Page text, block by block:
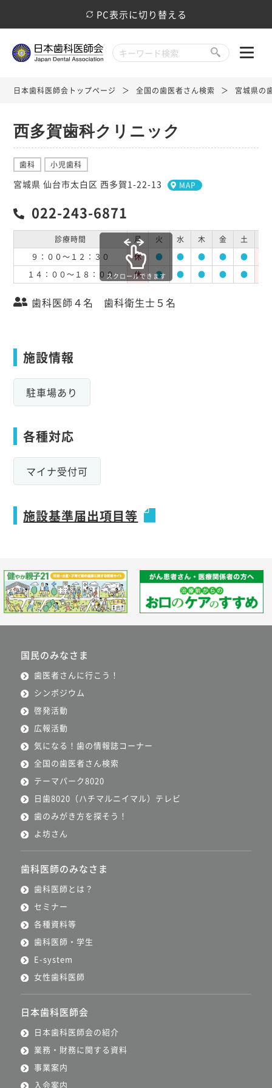
PC表示に切り替える
日本歯科医師会トップページ 全国の歯医者さん検索 宮城県の
西多賀歯科クリニック
歯科 小児歯科
宮城県 仙台市太白区 西多賀1-22-13 MAP
022-243-6871
診療時間 月 火 水 木 金 土
９：００～１２：３０
休 ● ● ● ● ●
１４：００～１８：００
休 ● ● ● ● ●
スクロールできます
歯科医師４名 歯科衛生士５名
施設情報
駐車場あり
各種対応
マイナ受付可
施設基準届出項目等
国民のみなさま
歯医者さんに行こう！
シンポジウム
啓発活動
広報活動
気になる！歯の情報誌コーナー
全国の歯医者さん検索
テーマパーク8020
日歯8020（ハチマルニイマル）テレビ
歯のみがき方を探そう！
よ坊さん
歯科医師のみなさま
歯科医師とは？
セミナー
各種資料等
歯科医師・学生
E-system
女性歯科医師
日本歯科医師会
日本歯科医師会の紹介
業務・財務に関する資料
事業案内
入会案内